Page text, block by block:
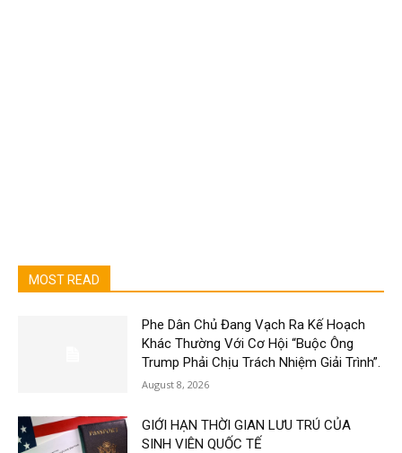
MOST READ
Phe Dân Chủ Đang Vạch Ra Kế Hoạch
Khác Thường Với Cơ Hội “Buộc Ông
Trump Phải Chịu Trách Nhiệm Giải Trình”.
August 8, 2026
GIỚI HẠN THỜI GIAN LƯU TRÚ CỦA
SINH VIÊN QUỐC TẾ